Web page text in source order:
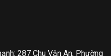
287 Chu Văn An, Phường